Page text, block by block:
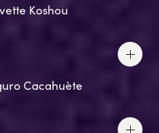
Koshou
Cacahuète